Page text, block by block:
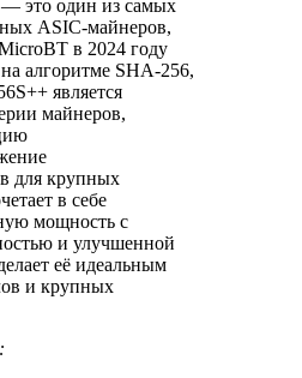
— это один из самых
ASIC-майнеров,
в 2024 году
алгоритме SHA-256,
является
майнеров,
для крупных
в себе
мощность с
и улучшенной
её идеальным
и крупных